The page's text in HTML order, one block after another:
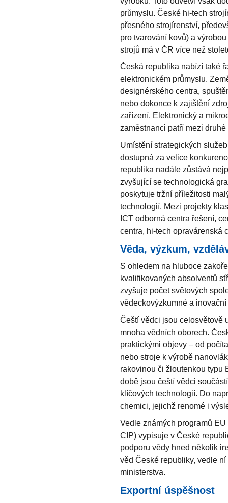
průmyslu. České hi-tech
přesného strojírenství,
pro tvarování kovů) a
strojů má v ČR více než
Česká republika nabízí také
elektronickém průmyslu.
designérského centra,
nebo dokonce k zajištění
zařízení. Elektronický a
zaměstnanci patří mezi
Umístění strategických
dostupná za velice
republika nadále zůstává
zvyšující se technologická
poskytuje tržní příležitosti
technologií. Mezi projekty
ICT odborná centra řešení,
centra, hi-tech opravárenská
Věda, výzkum,
S ohledem na hluboce
kvalifikovaných absolventů
zvyšuje počet světových
vědeckovýzkumné a inovační
Čeští vědci jsou celosvětově
mnoha vědních oborech.
praktickými objevy – od
nebo stroje k výrobě
rakovinou či žloutenkou typu
době jsou čeští vědci
klíčových technologií. Do
chemici, jejichž renomé i
Vedle známých programů
CIP) vypisuje v České
podporu vědy hned několik
věd České republiky, vedle
ministerstva.
Exportní úspěšnost